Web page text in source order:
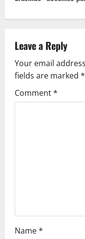
Leave a Reply
Your email
fields are marked *
Comment*
Name*